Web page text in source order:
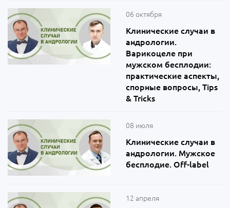
06 октября
Клинические случаи в
андрологии.
Варикоцеле при
мужском бесплодии:
практические аспекты,
спорные вопросы, Tips
& Tricks
08 июля
Клинические случаи в
андрологии. Мужское
бесплодие. Off-label
12 апреля